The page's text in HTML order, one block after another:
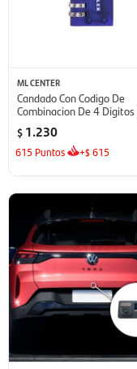
ML CENTER
Candado Con Codigo De
Combinacion De 4
Mm Ancho) - Color Azul
$ 1.230
615 Puntos +$615